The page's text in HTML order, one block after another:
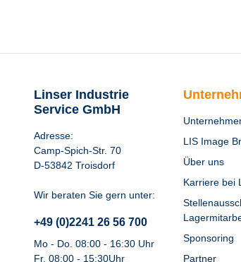
Linser Industrie
Service GmbH
Adresse:
Camp-Spich-Str. 70
D-53842 Troisdorf
Wir beraten Sie gern unter:
+49 (0)2241 26 56 700
Mo - Do. 08:00 - 16:30 Uhr
Fr. 08:00 - 15:30Uhr
LIS Image
Über uns
Karriere bei
Sponsoring
Partner